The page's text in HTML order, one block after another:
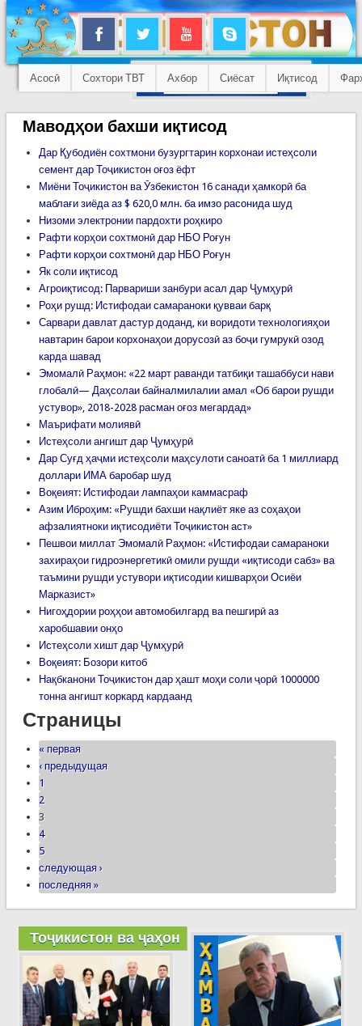
Асосӣ Сохтори ТВТ Ахбор Сиёсат Иқтисод
Маводҳои бахши иқтисод
Дар Қубодиён сохтмони бузургтарин корхонаи истеҳсоли
семент дар Тоҷикистон оғоз ёфт
Миёни Тоҷикистон ва Ӯзбекистон 16 санади ҳамкорӣ ба
маблағи зиёда аз $ 620,0 млн. ба имзо расонида шуд
Низоми электронии пардохти роҳкиро
Рафти корҳои сохтмонӣ дар НБО Роғун
Рафти корҳои сохтмонӣ дар НБО Роғун
Як соли иқтисод
Агроиқтисод: Парвариши занбури асал дар Ҷумҳурӣ
Роҳи рушд: Истифодаи самараноки қувваи барқ
Сарвари давлат дастур доданд, ки воридоти технологияҳои
навтарин барои корхонаҳои дорусозӣ аз боҷи гумрукӣ озод
карда шавад
Эмомалӣ Раҳмон: «22 март раванди татбиқи ташаббуси нави
глобалӣ— Даҳсолаи байналмилалии амал «Об барои рушди
устувор», 2018-2028 расман оғоз мегардад»
Маърифати молиявӣ
Истеҳсоли ангишт дар Ҷумҳурӣ
Дар Суғд ҳаҷми истеҳсоли маҳсулоти саноатӣ ба 1 миллиард
доллари ИМА баробар шуд
Воқеият: Истифодаи лампаҳои каммасраф
Азим Иброҳим: «Рушди бахши нақлиёт яке аз соҳаҳои
афзалиятноки иқтисодиёти Тоҷикистон аст»
Пешвои миллат Эмомалӣ Раҳмон: «Истифодаи самараноки
захираҳои гидроэнергетикӣ омили рушди «иқтисоди сабз» ва
таъмини рушди устувори иқтисодии кишварҳои Осиёи
Марказист»
Нигоҳдории роҳҳои автомобилгард ва пешгирӣ аз
харобшавии онҳо
Истеҳсоли хишт дар Ҷумҳурӣ
Воқеият: Бозори китоб
Нақбканони Тоҷикистон дар ҳашт моҳи соли ҷорӣ 1000000
тонна ангишт коркард кардаанд
Страницы
« первая
‹ предыдущая
1
2
3
4
5
следующая ›
последняя »
Тоҷикистон ва ҷаҳон